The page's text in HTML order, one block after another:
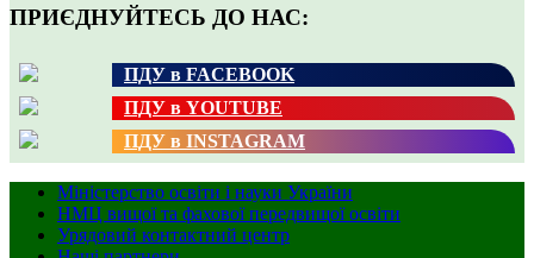
ПРИЄДНУЙТЕСЬ ДО НАС:
ПДУ в FACEBOOK
ПДУ в YOUTUBE
ПДУ в INSTAGRAM
Міністерство освіти і науки України
НМЦ вищої та фахової передвищої освіти
Урядовий контактний центр